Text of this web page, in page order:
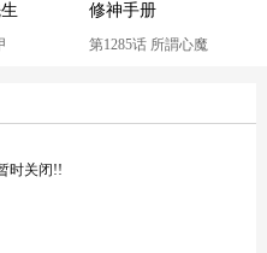
修神手册
第1285话 所謂心魔
时关闭!!